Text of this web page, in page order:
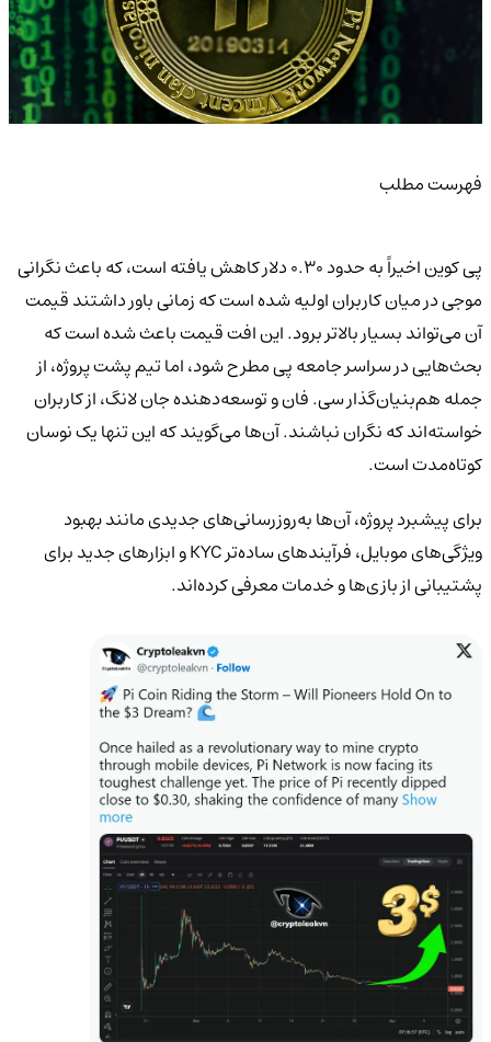
فهرست مطلب
پی کوین اخیراً به حدود ۰.۳۰ دلار کاهش یافته است، که باعث نگرانی
موجی در میان کاربران اولیه شده است که زمانی باور داشتند قیمت
آن می‌تواند بسیار بالاتر برود. این افت قیمت باعث شده است که
بحث‌هایی در سراسر جامعه پی مطرح شود، اما تیم پشت پروژه، از
جمله هم‌بنیان‌گذار سی. فان و توسعه‌دهنده جان لانگ، از کاربران
خواسته‌اند که نگران نباشند. آن‌ها می‌گویند که این تنها یک نوسان
کوتاه‌مدت است.
برای پیشبرد پروژه، آن‌ها به‌روزرسانی‌های جدیدی مانند بهبود
ویژگی‌های موبایل، فرآیندهای ساده‌تر KYC و ابزارهای جدید برای
پشتیبانی از بازی‌ها و خدمات معرفی کرده‌اند.